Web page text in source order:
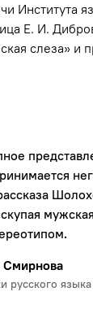
Института
Е. И.
слеза» и
Смирнова
русского